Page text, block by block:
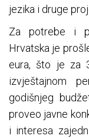
jezika i druge
Za potrebe i
Hrvatska je
eura, što je za
izvještajnom
godišnjeg
proveo javne
i interesa